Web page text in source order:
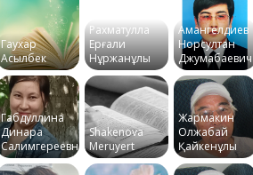
Гаухар
Асылбек
Рахматулла
Ерғали
Нұржанұлы
Амангелдиев
Норсултан
Джумабаевич
Габдуллина
Динара
Салимгереевна
Shakenova
Meruyert
Жармакин
Олжабай
Қайкенұлы